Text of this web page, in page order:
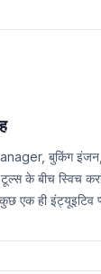
बुकिंग इंजन,
के बीच स्विच
ही इंट्यूइटिव